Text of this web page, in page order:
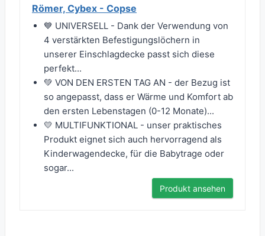
Römer, Cybex - Copse
💙 UNIVERSELL - Dank der Verwendung von
4 verstärkten Befestigungslöchern in
unserer Einschlagdecke passt sich diese
perfekt...
💚 VON DEN ERSTEN TAG AN - der Bezug ist
so angepasst, dass er Wärme und Komfort ab
den ersten Lebenstagen (0-12 Monate)...
💛 MULTIFUNKTIONAL - unser praktisches
Produkt eignet sich auch hervorragend als
Kinderwagendecke, für die Babytrage oder
sogar...
Produkt ansehen